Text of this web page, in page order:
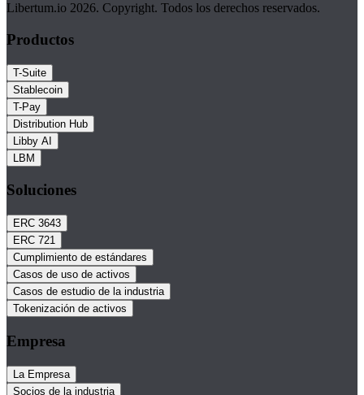
Libertum.io 2026. Copyright. Todos los derechos reservados.
Productos
T-Suite
Stablecoin
T-Pay
Distribution Hub
Libby AI
LBM
Soluciones
ERC 3643
ERC 721
Cumplimiento de estándares
Casos de uso de activos
Casos de estudio de la industria
Tokenización de activos
Empresa
La Empresa
Socios de la industria